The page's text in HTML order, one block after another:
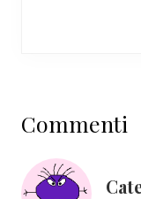
del
lettore
Commenti